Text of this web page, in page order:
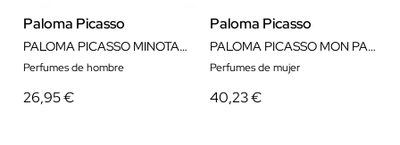
Paloma Picasso
PALOMA PICASSO MINOTAURE EDT SPRAY 75ML
Perfumes de hombre
26,95 €
Paloma Picasso
PALOMA PICASSO MON PARFUM EDP SPRAY
Perfumes de mujer
40,23 €